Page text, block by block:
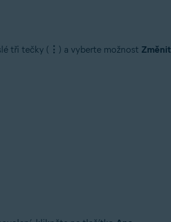
tři tečky ( ⋮ ) a vyberte možnost Změnit